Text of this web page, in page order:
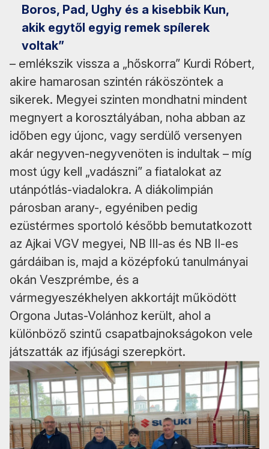
Boros, Pad, Ughy és a kisebbik Kun,
akik egytől egyig remek spílerek
voltak”
– emlékszik vissza a „hőskorra” Kurdi Róbert,
akire hamarosan szintén ráköszöntek a
sikerek. Megyei szinten mondhatni mindent
megnyert a korosztályában, noha abban az
időben egy újonc, vagy serdülő versenyen
akár negyven-negyvenöten is indultak – míg
most úgy kell „vadászni” a fiatalokat az
utánpótlás-viadalokra. A diákolimpián
párosban arany-, egyéniben pedig
ezüstérmes sportoló később bemutatkozott
az Ajkai VGV megyei, NB III-as és NB II-es
gárdáiban is, majd a középfokú tanulmányai
okán Veszprémbe, és a
vármegyeszékhelyen akkortájt működött
Orgona Jutas-Volánhoz került, ahol a
különböző szintű csapatbajnokságokon vele
játszatták az ifjúsági szerepkört.